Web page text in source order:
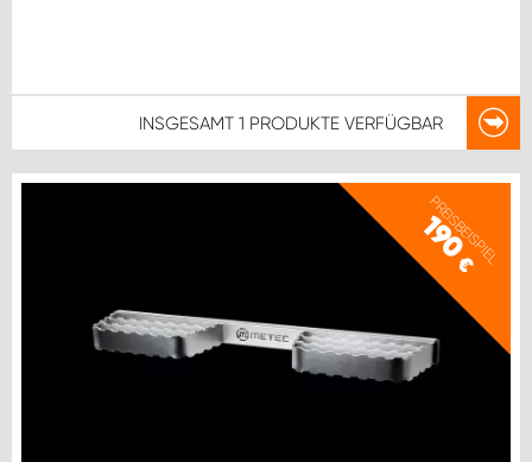
INSGESAMT 1 PRODUKTE VERFÜGBAR
PREISBEISPIEL
190
€